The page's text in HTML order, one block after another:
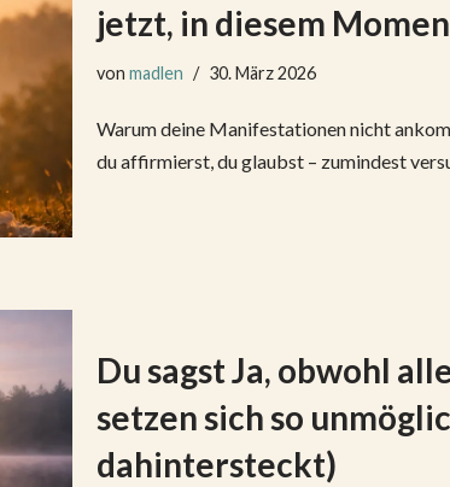
jetzt, in diesem
von madlen 30. März 2026
Warum deine Manifestationen nicht
du affirmierst, du glaubst – zumindest
Du sagst Ja, obwohl
setzen sich so
dahintersteckt)